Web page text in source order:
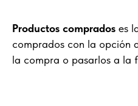
Productos comprados es
comprados con la opción
la compra o pasarlos a la